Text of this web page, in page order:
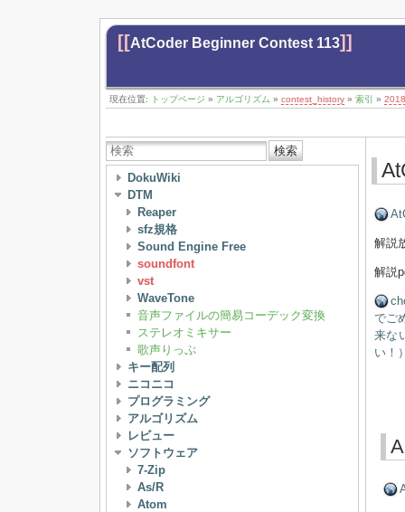
[[AtCoder Beginner Contest 113]]
現在位置: トップページ » アルゴリズム » contest_history » 索引 » 2018
検索
DokuWiki
DTM
Reaper
sfz規格
Sound Engine Free
soundfont
vst
WaveTone
音声ファイルの簡易コーデック変換
ステレオミキサー
歌声りっぷ
キー配列
ニコニコ
プログラミング
アルゴリズム
レビュー
ソフトウェア
7-Zip
As/R
Atom
解説
解説
でご
来な
い！